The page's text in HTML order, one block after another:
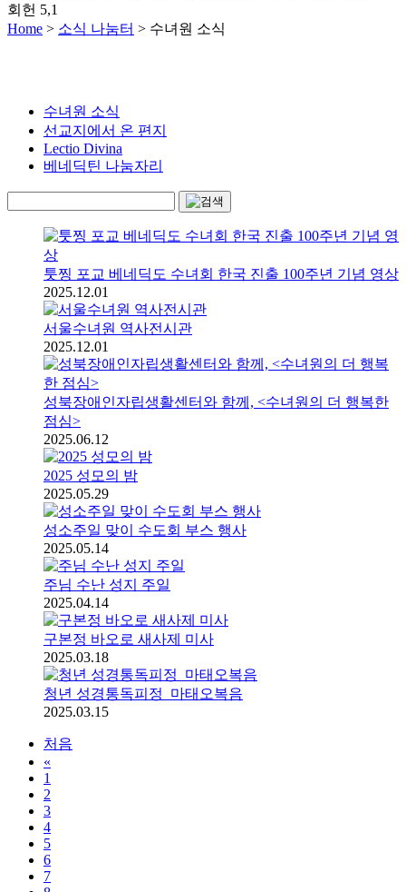
회헌 5,1
Home > 소식 나눔터 > 수녀원 소식
수녀원 소식
선교지에서 온 편지
Lectio Divina
베네딕틴 나눔자리
툿찡 포교 베네딕도 수녀회 한국 진출 100주년 기념 영상
2025.12.01
서울수녀원 역사전시관
2025.12.01
성북장애인자립생활센터와 함께, <수녀원의 더 행복한
점심>
2025.06.12
2025 성모의 밤
2025.05.29
성소주일 맞이 수도회 부스 행사
2025.05.14
주님 수난 성지 주일
2025.04.14
구본정 바오로 새사제 미사
2025.03.18
청년 성경통독피정_마태오복음
2025.03.15
처음
«
1
2
3
4
5
6
7